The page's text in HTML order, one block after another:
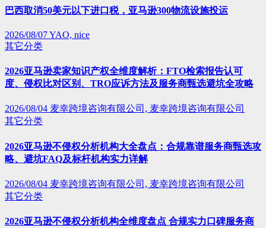
巴西取消50美元以下进口税，亚马逊300物流设施投运
2026/08/07YAO, nice
其它分类
2026亚马逊卖家知识产权全维度解析：FTO检索报告认可
度、侵权比对区别、TRO应诉方法及服务商甄选避坑全攻略
2026/08/04 麦幸跨境咨询有限公司, 麦幸跨境咨询有限公司
其它分类
2026亚马逊不侵权分析机构大全盘点：合规靠谱服务商甄选攻
略、避坑FAQ及标杆机构实力详解
2026/08/04 麦幸跨境咨询有限公司, 麦幸跨境咨询有限公司
其它分类
2026亚马逊不侵权分析机构全维度盘点 合规实力口碑服务商